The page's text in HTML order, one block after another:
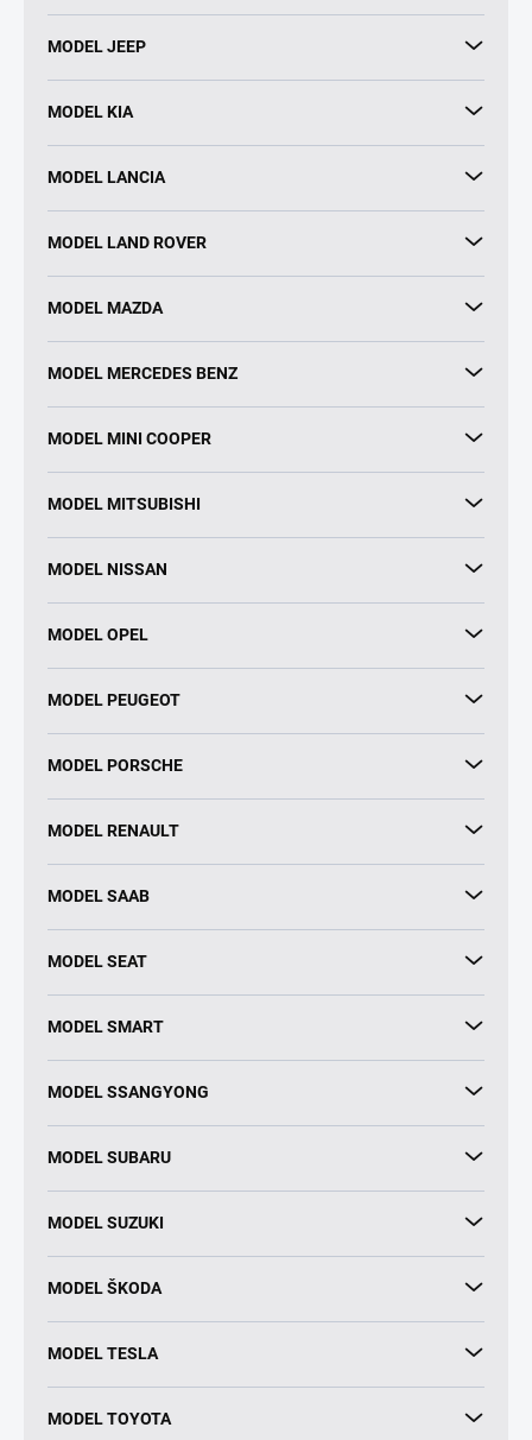
MODEL JEEP
MODEL KIA
MODEL LANCIA
MODEL LAND ROVER
MODEL MAZDA
MODEL MERCEDES BENZ
MODEL MINI COOPER
MODEL MITSUBISHI
MODEL NISSAN
MODEL OPEL
MODEL PEUGEOT
MODEL PORSCHE
MODEL RENAULT
MODEL SAAB
MODEL SEAT
MODEL SMART
MODEL SSANGYONG
MODEL SUBARU
MODEL SUZUKI
MODEL ŠKODA
MODEL TESLA
MODEL TOYOTA